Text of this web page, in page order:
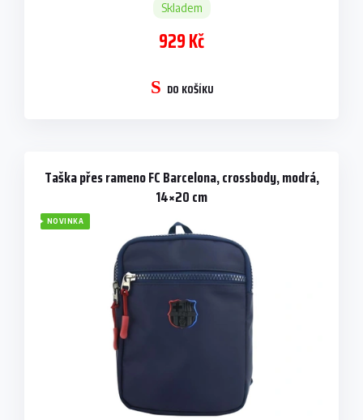
Skladem
929 Kč
DO KOŠÍKU
Taška přes rameno FC Barcelona, crossbody, modrá,
14×20 cm
NOVINKA